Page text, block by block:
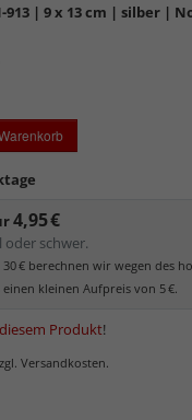
witterungs- und
leichte Grünfärbung
zu einem dezenten
hellen Farben empfehlen
913 | 9 x 13 cm | silber |
4,95 €
schwer.
€ berechnen wir wegen des
kleinen Aufpreis von 5 €.
Produkt!
Versandkosten.